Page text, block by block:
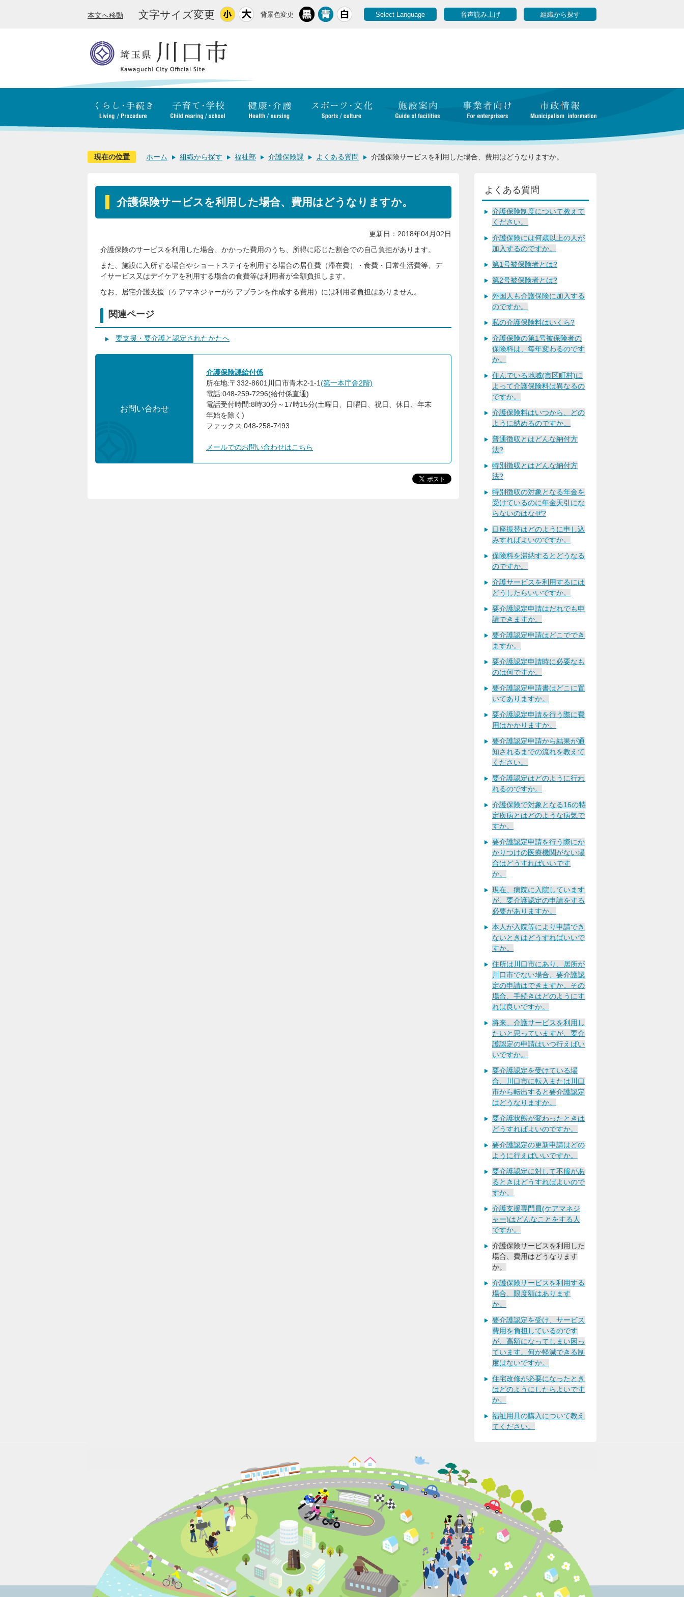
本文へ移動 文字サイズ変更 背景色変更 Select Language 音声読み上げ 組織から探す
現在の位置 ホーム 組織から探す 福祉部 介護保険課 よくある質問 介護保険サービスを利用した場合、費用はどうなりますか。
介護保険サービスを利用した場合、費用はどうなりますか。
更新日：2018年04月02日
介護保険のサービスを利用した場合、かかった費用のうち、所得に応じた割合での自己負担があります。
また、施設に入所する場合やショートステイを利用する場合の居住費（滞在費）・食費・日常生活費等、デ
イサービス又はデイケアを利用する場合の食費等は利用者が全額負担します。
なお、居宅介護支援（ケアマネジャーがケアプランを作成する費用）には利用者負担はありません。
関連ページ
要支援・要介護と認定されたかたへ
お問い合わせ
介護保険課給付係
所在地:〒332-8601川口市青木2-1-1(第一本庁舎2階)
電話:048-259-7296(給付係直通)
電話受付時間:8時30分～17時15分(土曜日、日曜日、祝日、休日、年末
年始を除く)
ファックス:048-258-7493
メールでのお問い合わせはこちら
よくある質問
介護保険制度について教えて
ください。
介護保険には何歳以上の人が
加入するのですか。
第1号被保険者とは?
第2号被保険者とは?
外国人も介護保険に加入する
のですか。
私の介護保険料はいくら?
介護保険の第1号被保険者の
保険料は、毎年変わるのです
か。
住んでいる地域(市区町村)に
よって介護保険料は異なるの
ですか。
介護保険料はいつから、どの
ように納めるのですか。
普通徴収とはどんな納付方
法?
特別徴収とはどんな納付方
法?
特別徴収の対象となる年金を
受けているのに年金天引にな
らないのはなぜ?
口座振替はどのように申し込
みすればよいのですか。
保険料を滞納するとどうなる
のですか。
介護サービスを利用するには
どうしたらいいですか。
要介護認定申請はだれでも申
請できますか。
要介護認定申請はどこででき
ますか。
要介護認定申請時に必要なも
のは何ですか。
要介護認定申請書はどこに置
いてありますか。
要介護認定申請を行う際に費
用はかかりますか。
要介護認定申請から結果が通
知されるまでの流れを教えて
ください。
要介護認定はどのように行わ
れるのですか。
介護保険で対象となる16の特
定疾病とはどのような病気で
すか。
要介護認定申請を行う際にか
かりつけの医療機関がない場
合はどうすればいいです
か。
現在、病院に入院しています
が、要介護認定の申請をする
必要がありますか。
本人が入院等により申請でき
ないときはどうすればいいで
すか。
住所は川口市にあり、居所が
川口市でない場合、要介護認
定の申請はできますか。その
場合、手続きはどのようにす
れば良いですか。
将来、介護サービスを利用し
たいと思っていますが、要介
護認定の申請はいつ行えばい
いですか。
要介護認定を受けている場
合、川口市に転入または川口
市から転出すると要介護認定
はどうなりますか。
要介護状態が変わったときは
どうすればよいのですか。
要介護認定の更新申請はどの
ように行えばいいですか。
要介護認定に対して不服があ
るときはどうすればよいので
すか。
介護支援専門員(ケアマネジ
ャー)はどんなことをする人
ですか。
介護保険サービスを利用した
場合、費用はどうなります
か。
介護保険サービスを利用する
場合、限度額はあります
か。
要介護認定を受け、サービス
費用を負担しているのです
が、高額になってしまい困っ
ています。何か軽減できる制
度はないですか。
住宅改修が必要になったとき
はどのようにしたらよいです
か。
福祉用具の購入について教え
てください。